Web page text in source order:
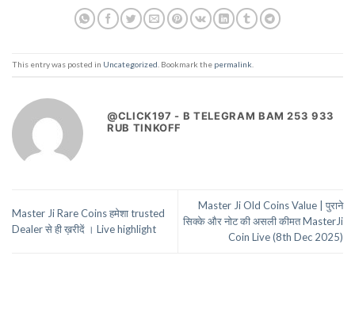
This entry was posted in Uncategorized . Bookmark the permalink
@CLICK197 - B TELEGRAM BAM 253 933
RUB TINKOFF
Master Ji Rare Coins हमेशा trusted
Dealer से ही ख़रीदें । Live highlight
Master Ji Old Coins Value | पुराने
सिक्के और नोट की असली कीमत MasterJi
Coin Live (8th Dec 2025)